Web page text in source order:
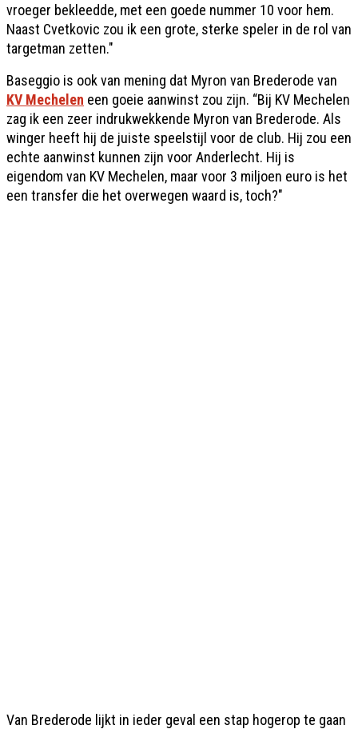
vroeger bekleedde, met een goede nummer 10 voor hem.
Naast Cvetkovic zou ik een grote, sterke speler in de rol van
targetman zetten."
Baseggio is ook van mening dat Myron van Brederode van
KV Mechelen een goeie aanwinst zou zijn. “Bij KV Mechelen
zag ik een zeer indrukwekkende Myron van Brederode. Als
winger heeft hij de juiste speelstijl voor de club. Hij zou een
echte aanwinst kunnen zijn voor Anderlecht. Hij is
eigendom van KV Mechelen, maar voor 3 miljoen euro is het
een transfer die het overwegen waard is, toch?"
Van Brederode lijkt in ieder geval een stap hogerop te gaan